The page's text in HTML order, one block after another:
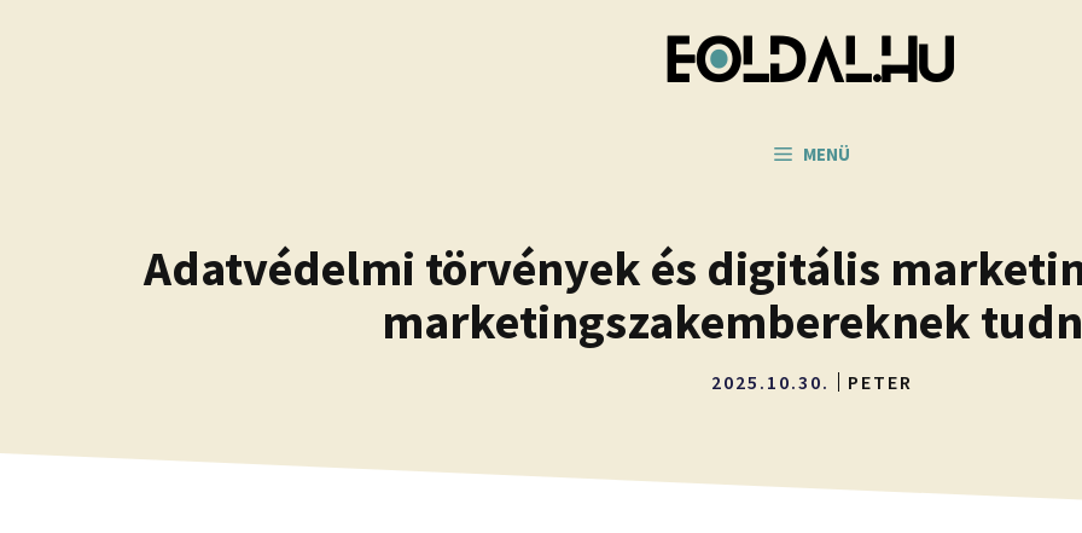
MENÜ
Adatvédelmi törvények és digitális
marketingszakembereknek
2025.10.30. PETER